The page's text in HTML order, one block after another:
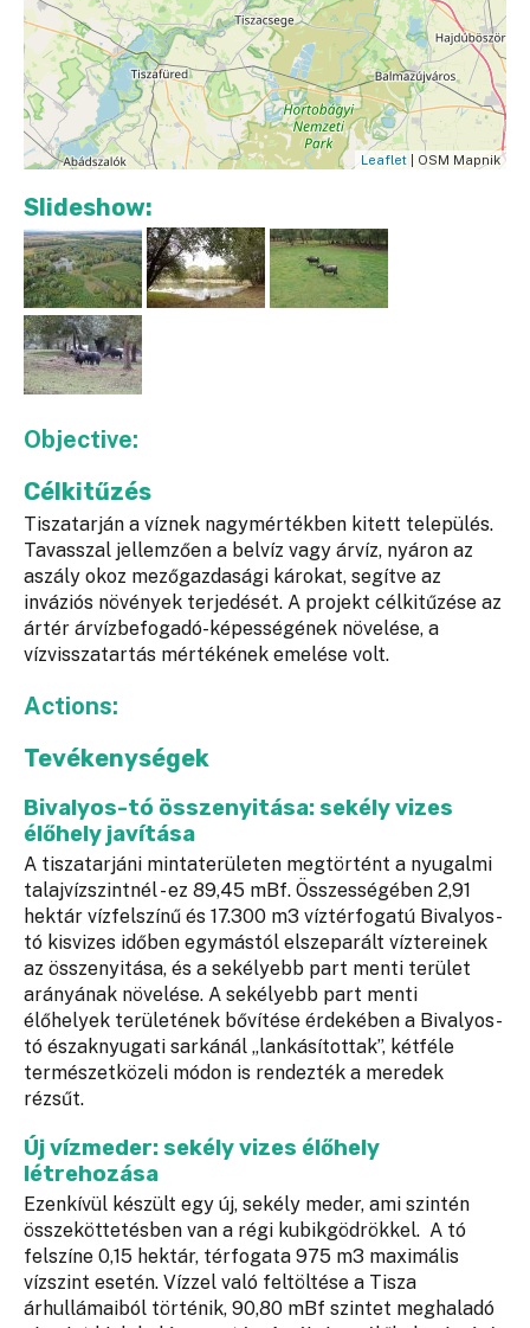
Leaflet | OSM Mapnik
Slideshow:
Objective:
Célkitűzés
Tiszatarján a víznek nagymértékben kitett település.
Tavasszal jellemzően a belvíz vagy árvíz, nyáron az
aszály okoz mezőgazdasági károkat, segítve az
inváziós növények terjedését. A projekt célkitűzése az
ártér árvízbefogadó-képességének növelése, a
vízvisszatartás mértékének emelése volt.
Actions:
Tevékenységek
Bivalyos-tó összenyitása: sekély vizes
élőhely javítása
​​A tiszatarjáni mintaterületen megtörtént a nyugalmi
talajvízszintnél - ez 89,45 mBf. Összességében 2,91
hektár vízfelszínű és 17.300 m3 víztérfogatú Bivalyos-
tó kisvizes időben egymástól elszeparált víztereinek
az összenyitása, és a sekélyebb part menti terület
arányának növelése. A sekélyebb part menti
élőhelyek területének bővítése érdekében a Bivalyos-
tó északnyugati sarkánál „lankásítottak”, kétféle
természetközeli módon is rendezték a meredek
rézsűt.
Új vízmeder: sekély vizes élőhely
létrehozása
​​Ezenkívül készült egy új, sekély meder, ami szintén
összeköttetésben van a régi kubikgödrökkel. A tó
felszíne 0,15 hektár, térfogata 975 m3 maximális
vízszint esetén. Vízzel való feltöltése a Tisza
árhullámaiból történik, 90,80 mBf szintet meghaladó